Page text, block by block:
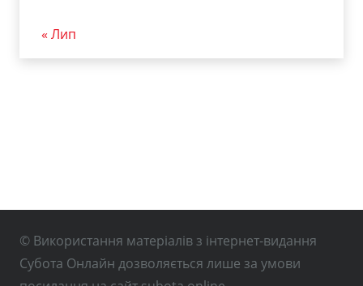
« Лип
© Використання матеріалів з інтернет-видання
Субота Онлайн дозволяється лише за умови